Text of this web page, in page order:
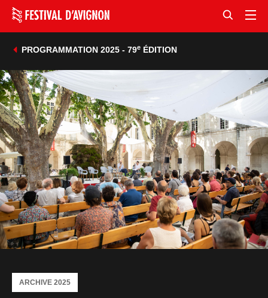
PROGRAMMATION 2025 - 79eÉDITION
ARCHIVE 2025